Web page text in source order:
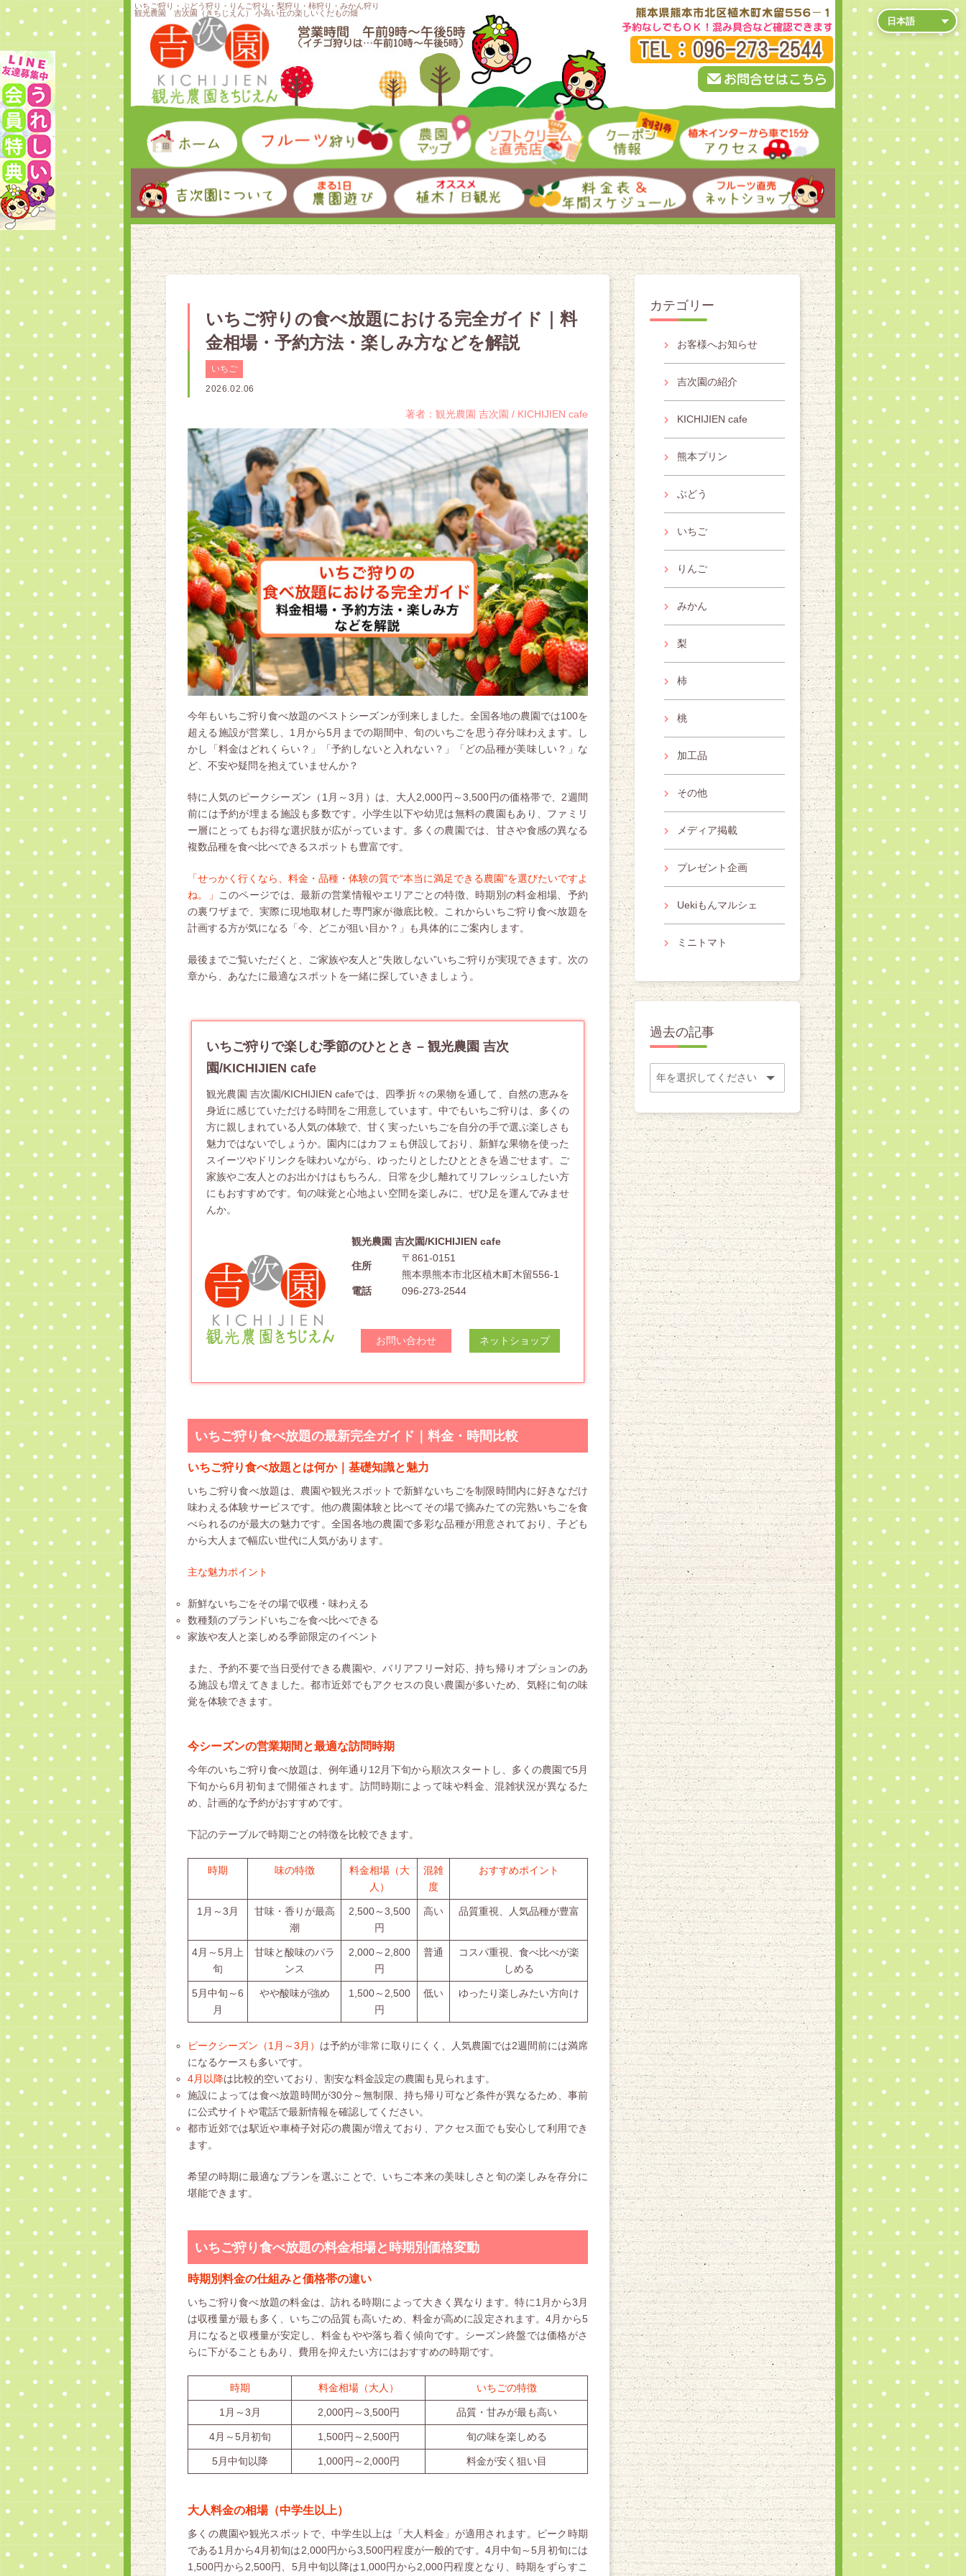
いちご狩り・ぶどう狩り・りんご狩り・梨狩り・柿狩り・みかん狩り
観光農園 吉次園（きちじえん） 小高い丘の楽しいくだもの畑
いちご狩りの食べ放題における完全ガイド｜料
金相場・予約方法・楽しみ方などを解説
いちご
2026.02.06
著者：観光農園 吉次園 / KICHIJIEN cafe
今年もいちご狩り食べ放題のベストシーズンが到来しました。全国各地の農園では100を
超える施設が営業し、1月から5月までの期間中、旬のいちごを思う存分味わえます。し
かし「料金はどれくらい？」「予約しないと入れない？」「どの品種が美味しい？」な
ど、不安や疑問を抱えていませんか？
特に人気のピークシーズン（1月～3月）は、大人2,000円～3,500円の価格帯で、2週間
前には予約が埋まる施設も多数です。小学生以下や幼児は無料の農園もあり、ファミリ
ー層にとってもお得な選択肢が広がっています。多くの農園では、甘さや食感の異なる
複数品種を食べ比べできるスポットも豊富です。
「せっかく行くなら、料金・品種・体験の質で“本当に満足できる農園”を選びたいですよ
ね。」
このページでは、最新の営業情報やエリアごとの特徴、時期別の料金相場、予約
の裏ワザまで、実際に現地取材した専門家が徹底比較。これからいちご狩り食べ放題を
計画する方が気になる「今、どこが狙い目か？」も具体的にご案内します。
最後までご覧いただくと、ご家族や友人と“失敗しない”いちご狩りが実現できます。次の
章から、あなたに最適なスポットを一緒に探していきましょう。
いちご狩りで楽しむ季節のひととき – 観光農園 吉次
園/KICHIJIEN cafe
観光農園 吉次園/KICHIJIEN cafeでは、四季折々の果物を通して、自然の恵みを
身近に感じていただける時間をご用意しています。中でもいちご狩り は、多くの
方に親しまれている人気の体験で、甘く実ったいちごを自分の手で選ぶ楽しさも
魅力ではないでしょうか。園内にはカフェも併設しており、新鮮な果物を使った
スイーツやドリンクを味わいながら、ゆったりとしたひとときを過ごせます。ご
家族やご友人とのお出かけはもちろん、日常を少し離れてリフレッシュしたい方
にもおすすめです。旬の味覚と心地よい空間を楽しみに、ぜひ足を運んでみませ
んか。
観光農園 吉次園/KICHIJIEN cafe
住所
〒861-0151
熊本県熊本市北区植木町木留556-1
電話
096-273-2544
お問い合わせ ネットショップ
いちご狩り食べ放題の最新完全ガイド｜料金・時間比較
いちご狩り食べ放題とは何か｜基礎知識と魅力
いちご狩り食べ放題は、農園や観光スポットで新鮮ないちごを制限時間内に好きなだけ
味わえる体験サービスです。他の農園体験と比べてその場で摘みたての完熟いちごを食
べられるのが最大の魅力です。全国各地の農園で多彩な品種が用意されており、子ども
から大人まで幅広い世代に人気があります。
主な魅力ポイント
新鮮ないちごをその場で収穫・味わえる
数種類のブランドいちごを食べ比べできる
家族や友人と楽しめる季節限定のイベント
また、予約不要で当日受付できる農園や、バリアフリー対応、持ち帰りオプションのあ
る施設も増えてきました。都市近郊でもアクセスの良い農園が多いため、気軽に旬の味
覚を体験できます。
今シーズンの営業期間と最適な訪問時期
今年のいちご狩り食べ放題は、例年通り12月下旬から順次スタートし、多くの農園で5月
下旬から6月初旬まで開催されます。訪問時期によって味や料金、混雑状況が異なるた
め、計画的な予約がおすすめです。
下記のテーブルで時期ごとの特徴を比較できます。
時期 味の特徴
料金相場（大
人）
混雑
度
おすすめポイント
1月～3月
甘味・香りが最高
潮
2,500～3,500
円
高い 品質重視、人気品種が豊富
4月～5月上
旬
甘味と酸味のバラ
ンス
2,000～2,800
円
普通
コスパ重視、食べ比べが楽
しめる
5月中旬～6
月
やや酸味が強め
1,500～2,500
円
低い ゆったり楽しみたい方向け
ピークシーズン（1月～3月） は予約が非常に取りにくく、人気農園では2週間前には満席
になるケースも多いです。
4月以降は比較的空いており、割安な料金設定の農園も見られます。
施設によっては食べ放題時間が30分～無制限、持ち帰り可など条件が異なるため、事前
に公式サイトや電話で最新情報を確認してください。
都市近郊では駅近や車椅子対応の農園が増えており、アクセス面でも安心して利用でき
ます。
希望の時期に最適なプランを選ぶことで、いちご本来の美味しさと旬の楽しみを存分に
堪能できます。
いちご狩り食べ放題の料金相場と時期別価格変動
時期別料金の仕組みと価格帯の違い
いちご狩り食べ放題の料金は、訪れる時期によって大きく異なります。特に1月から3月
は収穫量が最も多く、いちごの品質も高いため、料金が高めに設定されます。4月から5
月になると収穫量が安定し、料金もやや落ち着く傾向です。シーズン終盤では価格がさ
らに下がることもあり、費用を抑えたい方にはおすすめの時期です。
時期 料金相場（大人） いちごの特徴
1月～3月 2,000円～3,500円 品質・甘みが最も高い
4月～5月初旬 1,500円～2,500円 旬の味を楽しめる
5月中旬以降 1,000円～2,000円 料金が安く狙い目
大人料金の相場（中学生以上）
多くの農園や観光スポットで、中学生以上は「大人料金」が適用されます。ピーク時期
である1月から4月初旬は2,000円から3,500円程度が一般的です。4月中旬～5月初旬には
1,500円から2,500円、5月中旬以降は1,000円から2,000円程度となり、時期をずらすこ
カテゴリー
お客様へお知らせ
吉次園の紹介
KICHIJIEN cafe
熊本プリン
ぶどう
いちご
りんご
みかん
梨
柿
桃
加工品
その他
メディア掲載
プレゼント企画
Uekiもんマルシェ
ミニトマト
過去の記事